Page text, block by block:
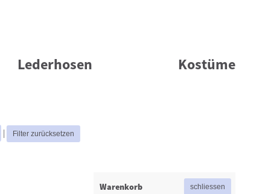
Lederhosen Kostüme
|
Warenkorb